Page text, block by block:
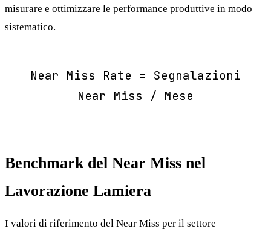
misurare e ottimizzare le performance produttive in modo
sistematico.
Near Miss Rate = Segnalazioni
Near Miss / Mese
Benchmark del Near Miss nel
Lavorazione Lamiera
I valori di riferimento del Near Miss per il settore